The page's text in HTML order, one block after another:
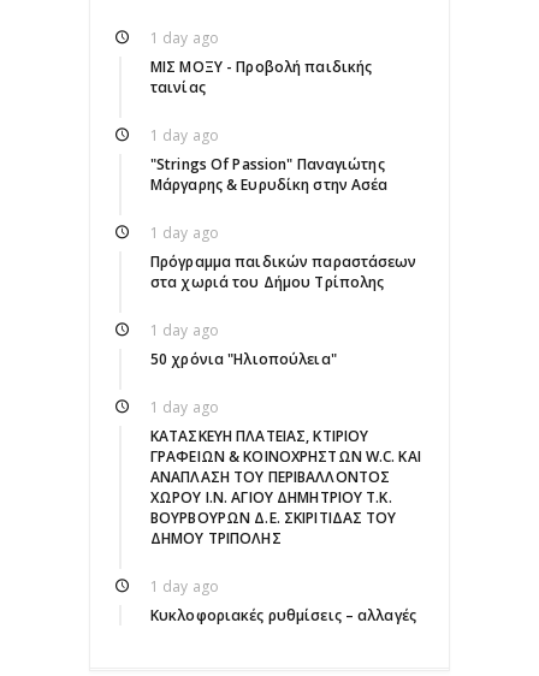
1 day ago
ΜΙΣ ΜΟΞΥ - Προβολή παιδικής
ταινίας
1 day ago
"Strings Of Passion" Παναγιώτης
Μάργαρης & Ευρυδίκη στην Ασέα
1 day ago
Πρόγραμμα παιδικών παραστάσεων
στα χωριά του Δήμου Τρίπολης
1 day ago
50 χρόνια "Ηλιοπούλεια"
1 day ago
ΚΑΤΑΣΚΕΥΗ ΠΛΑΤΕΙΑΣ, ΚΤΙΡΙΟΥ
ΓΡΑΦΕΙΩΝ & ΚΟΙΝΟΧΡΗΣΤΩΝ W.C. ΚΑΙ
ΑΝΑΠΛΑΣΗ ΤΟΥ ΠΕΡΙΒΑΛΛΟΝΤΟΣ
ΧΩΡΟΥ Ι.Ν. ΑΓΙΟΥ ΔΗΜΗΤΡΙΟΥ Τ.Κ.
ΒΟΥΡΒΟΥΡΩΝ Δ.Ε. ΣΚΙΡΙΤΙΔΑΣ ΤΟΥ
ΔΗΜΟΥ ΤΡΙΠΟΛΗΣ
1 day ago
Κυκλοφοριακές ρυθμίσεις – αλλαγές